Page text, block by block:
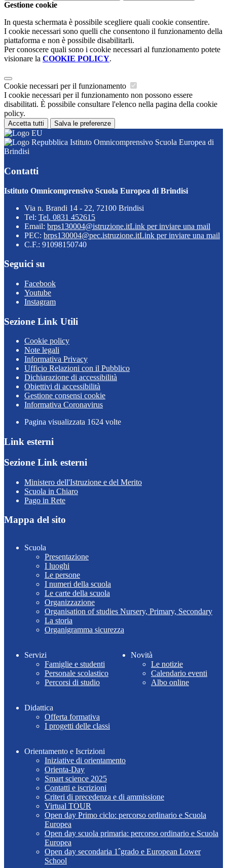
Gestione cookie
In questa schermata è possibile scegliere quali cookie consentire.
I cookie necessari sono quelli che consentono il funzionamento della
piattaforma e non è possibile disabilitarli.
Per conoscere quali sono i cookie necessari al funzionamento potete
visionare la COOKIE POLICY.
Cookie necessari per il funzionamento
I cookie necessari per il funzionamento non possono essere
disabilitati. È possibile consultare l'elenco nella pagina della cookie
policy.
Accetta tutti Salva le preferenze
Istituto Omnicomprensivo Scuola Europea di
Brindisi
Contatti
Istituto Omnicomprensivo Scuola Europea di Brindisi
Via n. Brandi 14 - 22, 72100 Brindisi
Tel: Tel. 0831 452615
Email: brps130004@istruzione.itLink per inviare una mail
PEC: brps130004@pec.istruzione.itLink per inviare una mail
C.F.: 91098150740
Seguici su
Facebook
Youtube
Instagram
Sezione Link Utili
Cookie policy
Note legali
Informativa Privacy
Ufficio Relazioni con il Pubblico
Dichiarazione di accessibilità
Obiettivi di accessibilità
Gestione consensi cookie
Informativa Coronavirus
Pagina visualizzata 1624 volte
Link esterni
Sezione Link esterni
Ministero dell'Istruzione e del Merito
Scuola in Chiaro
Pago in Rete
Mappa del sito
Scuola
Presentazione
I luoghi
Le persone
I numeri della scuola
Le carte della scuola
Organizzazione
Organisation of studies Nursery, Primary, Secondary
La storia
Organigramma sicurezza
Servizi
Famiglie e studenti
Personale scolastico
Percorsi di studio
Novità
Le notizie
Calendario eventi
Albo online
Didattica
Offerta formativa
I progetti delle classi
Orientamento e Iscrizioni
Iniziative di orientamento
Orienta-Day
Smart science 2025
Contatti e iscrizioni
Criteri di precedenza e di ammissione
Virtual TOUR
Open day Primo ciclo: percorso ordinario e Scuola
Europea
Open day scuola primaria: percorso ordinario e Scuola
Europea
Open day secondaria 1ˆgrado e European Lower
School